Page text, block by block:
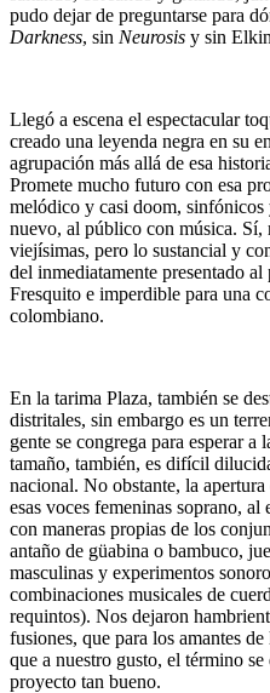
pudo dejar de preguntarse para
Darkness, sin Neurosis y sin
Llegó a escena el espectacular
creado una leyenda negra en su
agrupación más allá de esa
Promete mucho futuro con esa
melódico y casi doom, sinfónicos
nuevo, al público con música. Sí,
viejísimas, pero lo sustancial y
del inmediatamente presentado
Fresquito e imperdible para una
colombiano.
En la tarima Plaza, también se
distritales, sin embargo es un
gente se congrega para esperar a
tamaño, también, es difícil
nacional. No obstante, la apertura
esas voces femeninas soprano, al
con maneras propias de los
antaño de güabina o bambuco,
masculinas y experimentos
combinaciones musicales de
requintos). Nos dejaron
fusiones, que para los amantes
que a nuestro gusto, el término
proyecto tan bueno.